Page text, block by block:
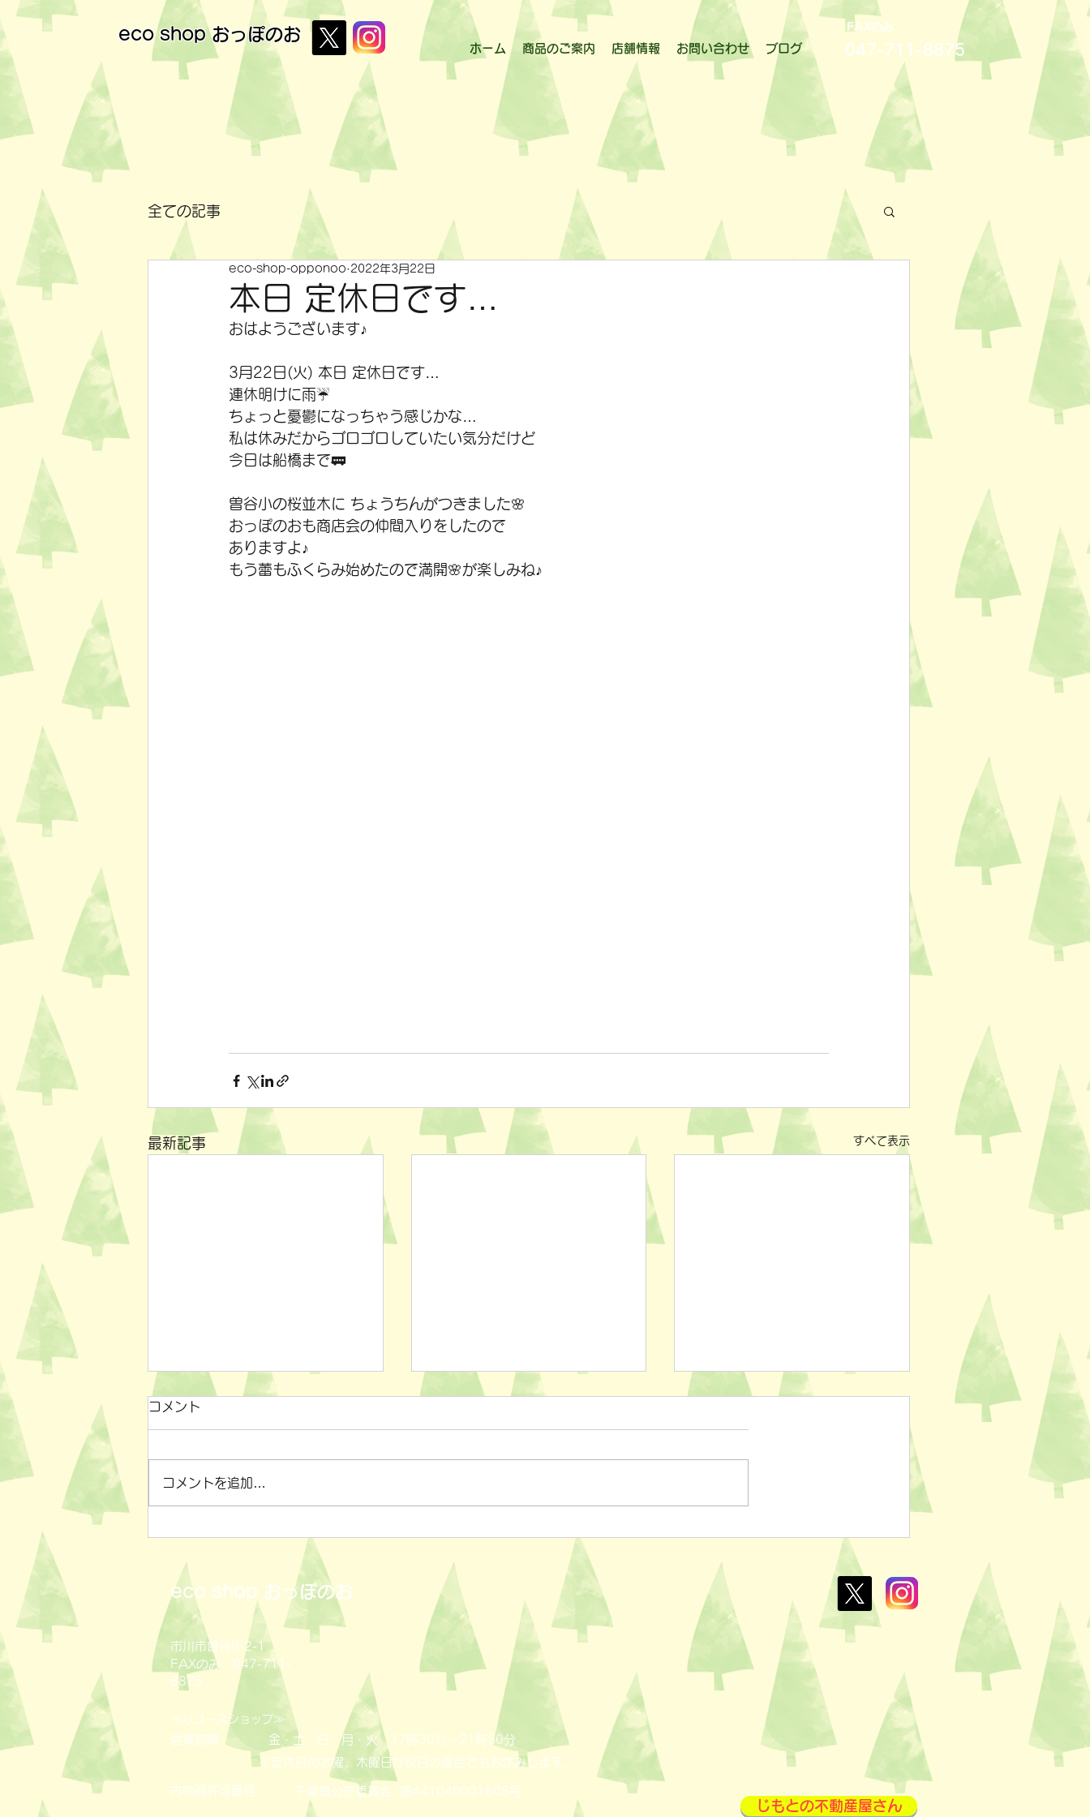
eco shopおっぽのお
ホーム 商品のご案内 店舗情報 お問い合わせ ブログ 047-711-8875
FAXのみ
全ての記事
本日 定休日です…
eco-shop-opponoo 2022年3月22日
おはようございます♪
3月22日(火) 本日 定休日です…
連休明けに雨☔
ちょっと憂鬱になっちゃう感じかな…
私は休みだからゴロゴロしていたい気分だけど
今日は船橋まで🚃
曽谷小の桜並木に ちょうちんがつきました🌸
おっぽのおも商店会の仲間入りをしたので
ありますよ♪
もう蕾もふくらみ始めたので満開🌸が楽しみね♪
最新記事 すべて表示
おっぽのおでん🍢
ALL￥100✨
コメント
コメントを追加…
eco shop おっぽのお
市川市曽谷8-2-1
FAXのみ 047-711-
8875
≪ リユースショップ≫
営業時間
金・土・日・月・火 17時30分～21時30分
※定休日の水曜、木曜日が祝日の場合でもお休みします。
古物商許可番号 ​千葉県公安委員会 第441040001605号
じもとの不動産屋さん